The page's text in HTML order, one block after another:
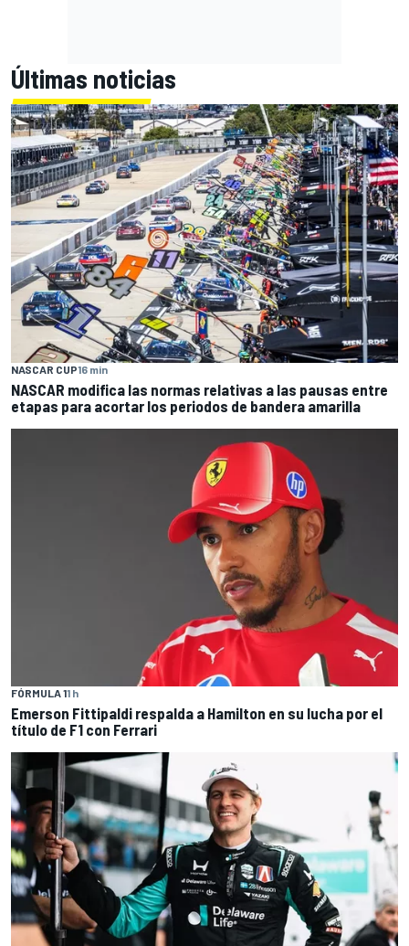
Últimas noticias
NASCAR CUP16 min
NASCAR modifica las normas relativas a las pausas entre
etapas para acortar los periodos de bandera amarilla
FÓRMULA 11 h
Emerson Fittipaldi respalda a Hamilton en su lucha por el
título de F1 con Ferrari